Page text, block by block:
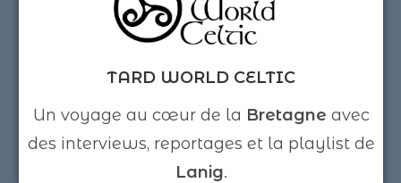
TARD WORLD CELTIC
Un voyage au cœur de la Bretagne avec
des interviews, reportages et la playlist de
Lanig.